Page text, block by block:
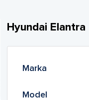
Hyundai Elantra
Marka
Model